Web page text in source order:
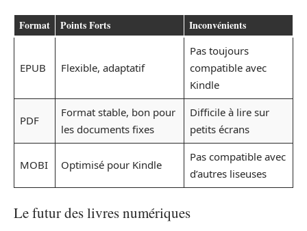
Format Points Forts Inconvénients
EPUB Flexible, adaptatif
Pas toujours
compatible avec
Kindle
PDF
Format stable, bon pour
les documents fixes
Difficile à lire sur
petits écrans
MOBI Optimisé pour Kindle
Pas compatible avec
d’autres liseuses
Le futur des livres numériques